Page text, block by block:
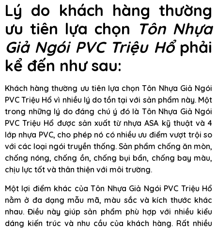
Lý do khách hàng thường
ưu tiên lựa chọn Tôn Nhựa
Giả Ngói PVC Triệu Hổphải
kể đến như sau:
Khách hàng thường ưu tiên lựa chọn Tôn Nhựa Giả Ngói
PVC Triệu Hổ vì nhiều lý do tồn tại với sản phẩm này. Một
trong những lý do đáng chú ý đó là Tôn Nhựa Giả Ngói
PVC Triệu Hổ được sản xuất từ nhựa ASA kỹ thuật và 4
lớp nhựa PVC, cho phép nó có nhiều ưu điểm vượt trội so
với các loại ngói truyền thống. Sản phẩm chống ăn mòn,
chống nóng, chống ồn, chống bụi bẩn, chống bay màu,
chịu lực tốt và thân thiện với môi trường.
Một lợi điểm khác của Tôn Nhựa Giả Ngói PVC Triệu Hổ
nằm ở đa dạng mẫu mã, màu sắc và kích thước khác
nhau. Điều này giúp sản phẩm phù hợp với nhiều kiểu
dáng kiến trúc và nhu cầu của khách hàng. Rất nhiều